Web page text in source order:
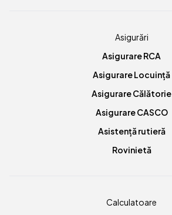
Asigurări
Asigurare RCA
Asigurare Locuință
Asigurare Călătorie
Asigurare CASCO
Asistență rutieră
Rovinietă
Calculatoare